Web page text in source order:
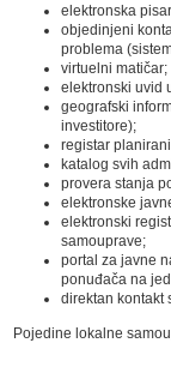
elektronska
objedinjeni
problema
virtuelni matičar;
elektronski uvid
geografski
investitore);
registar
katalog svih
provera stanja
elektronske
elektronski
samouprave;
portal za javne
ponuđača na
direktan kontakt
Pojedine lokalne